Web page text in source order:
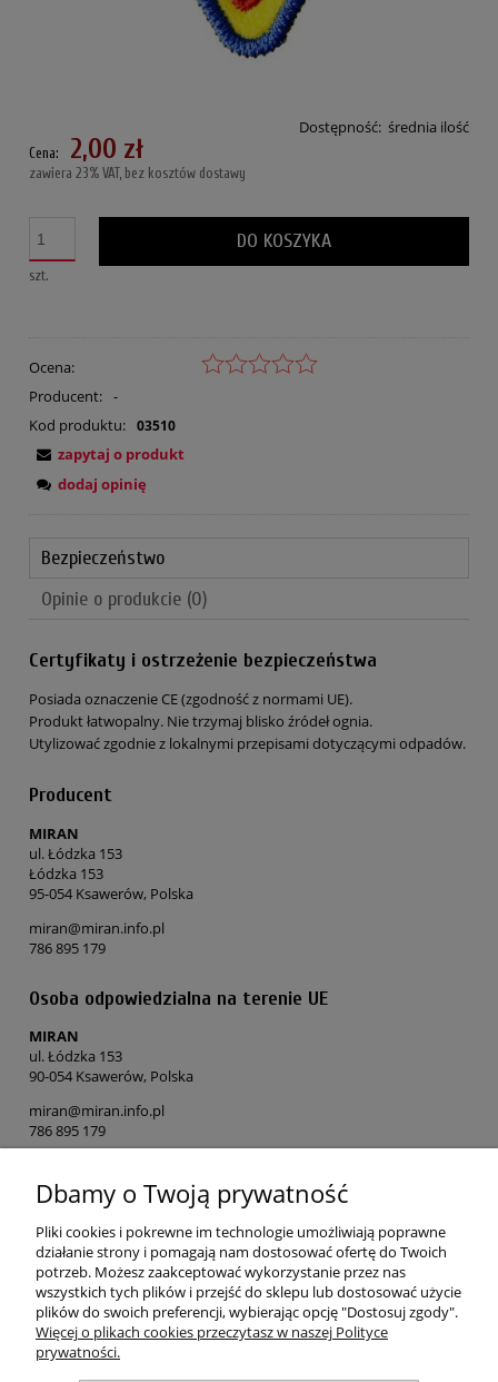
Dostępność: średnia ilość
Cena: 2,00 zł
zawiera 23% VAT, bez kosztów dostawy
szt.
DO KOSZYKA
Ocena:
Producent: -
Kod produktu:
03510
zapytaj o produkt
dodaj opinię
Bezpieczeństwo
Opinie o produkcie (0)
Certyfikaty i ostrzeżenie bezpieczeństwa
Posiada oznaczenie CE (zgodność z normami UE).
Produkt łatwopalny. Nie trzymaj blisko źródeł ognia.
Utylizować zgodnie z lokalnymi przepisami dotyczącymi odpadów.
Producent
MIRAN
ul. Łódzka 153
Łódzka 153
95-054 Ksawerów, Polska
miran@miran.info.pl
786 895 179
Osoba odpowiedzialna na terenie UE
MIRAN
ul. Łódzka 153
90-054 Ksawerów, Polska
miran@miran.info.pl
786 895 179
POMOC
MOJE KONTO
PŁATNOŚCI I DOSTAWA
Dbamy o Twoją prywatność
Pliki cookies i pokrewne im technologie umożliwiają poprawne
działanie strony i pomagają nam dostosować ofertę do Twoich
potrzeb. Możesz zaakceptować wykorzystanie przez nas
wszystkich tych plików i przejść do sklepu lub dostosować użycie
plików do swoich preferencji, wybierając opcję "Dostosuj zgody".
Więcej o plikach cookies przeczytasz w naszej Polityce
prywatności.